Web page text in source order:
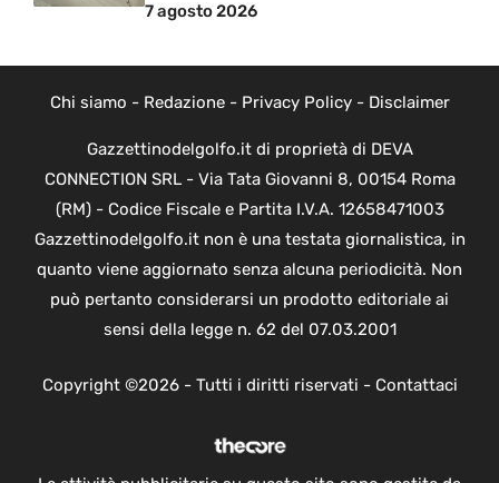
7 agosto 2026
Chi siamo - Redazione- Privacy Policy- Disclaimer
Gazzettinodelgolfo.it di proprietà di DEVA
CONNECTION SRL - Via Tata Giovanni 8, 00154 Roma
(RM) - Codice Fiscale e Partita I.V.A. 12658471003
Gazzettinodelgolfo.it non è una testata giornalistica, in
quanto viene aggiornato senza alcuna periodicità. Non
può pertanto considerarsi un prodotto editoriale ai
sensi della legge n. 62 del 07.03.2001
Copyright ©2026 - Tutti i diritti riservati - Contattaci